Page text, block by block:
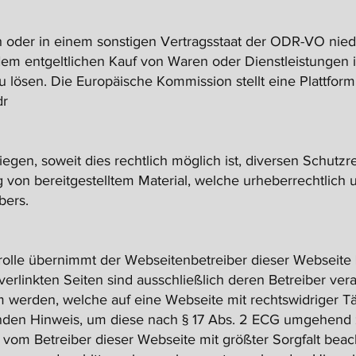
in einem sonstigen Vertragsstaat der ODR-VO
entgeltlichen Kauf von Waren oder Dienstleistungen
lösen. Die Europäische Kommission stellt eine
soweit dies rechtlich möglich ist, diversen
bereitgestelltem Material, welche urheberrechtlich
übernimmt der Webseitenbetreiber dieser
Seiten sind ausschließlich deren Betreiber
werden, welche auf eine Webseite mit rechtswidriger
Hinweis, um diese nach § 17 Abs. 2 ECG
Betreiber dieser Webseite mit größter Sorgfalt